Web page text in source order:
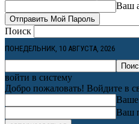
Ваш
Поиск
ПОНЕДЕЛЬНИК, 10 АВГУСТА, 2026
войти в систему
Добро пожаловать! Войдите в
Ваше
Ваш